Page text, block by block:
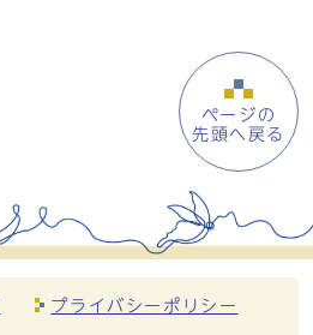
ページの
先頭へ戻る
プライバシーポリシー